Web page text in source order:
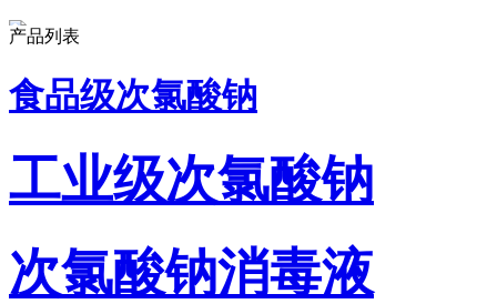
产品列表
食品级次氯酸钠
工业级次氯酸钠
次氯酸钠消毒液